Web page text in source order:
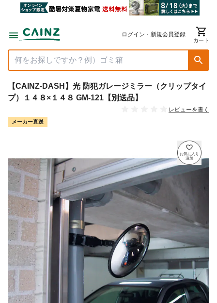
ログイン・新規会員登録
カート
【CAINZ-DASH】光 防犯ガレージミラー（クリップタイ
プ）１４８×１４８ GM-121【別送品】
レビューを書く
メーカー直送